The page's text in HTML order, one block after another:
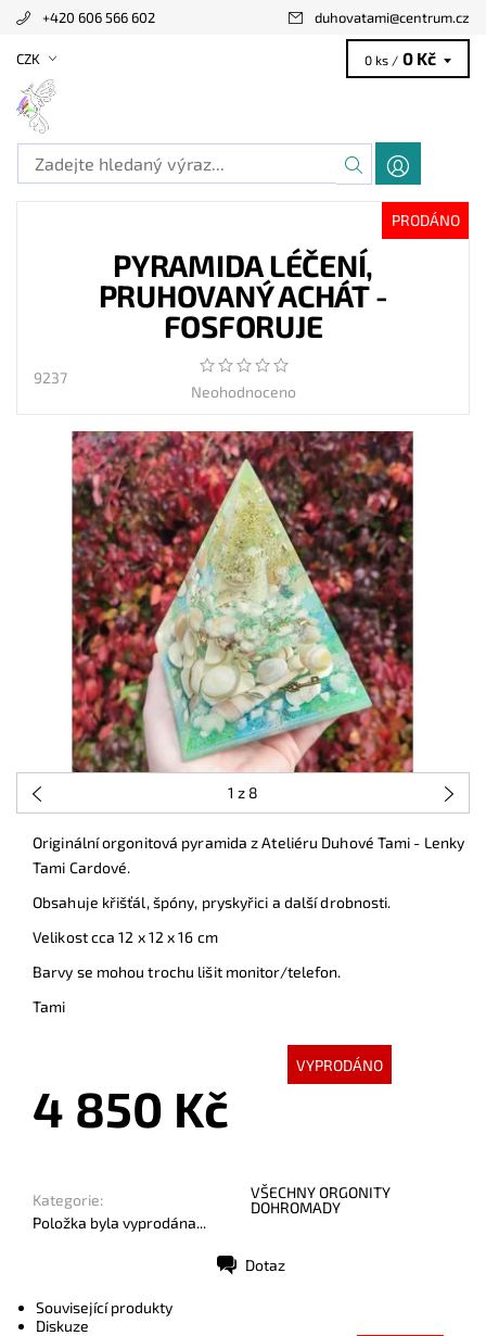
+420 606 566 602 duhovatami@centrum.cz
CZK 0 ks / 0 Kč
PRODÁNO
PYRAMIDA LÉČENÍ,
PRUHOVANÝ ACHÁT -
FOSFORUJE
9237
Neohodnoceno
1 z 8
Originální orgonitová pyramida z Ateliéru Duhové Tami - Lenky
Tami Cardové.
Obsahuje křišťál, špóny, pryskyřici a další drobnosti.
Velikost cca 12 x 12 x 16 cm
Barvy se mohou trochu lišit monitor/telefon.
Tami
VYPRODÁNO
4 850 Kč
Kategorie:
VŠECHNY ORGONITY
DOHROMADY
Položka byla vyprodána...
Dotaz
Související produkty
Diskuze